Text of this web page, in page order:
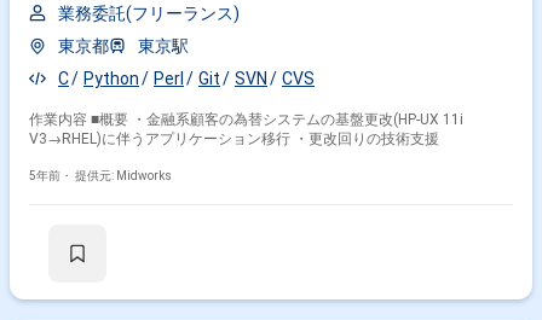
業務委託(フリーランス)
東京都
東京駅
C
Python Perl Git SVN CVS
作業内容 ■概要 ・金融系顧客の為替システムの基盤更改(HP-UX 11i
V3→RHEL)に伴うアプリケーション移行 ・更改回りの技術支援
5年前・ 提供元: Midworks